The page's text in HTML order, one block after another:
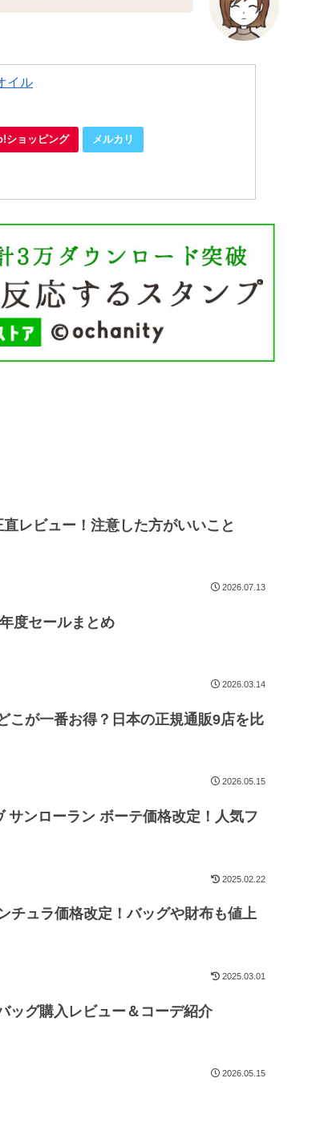
イル
ショッピング メルカリ
レビュー！注意した方がいいこと
2026.07.13
度セールまとめ
2026.03.14
こが一番お得？日本の正規通販9店を比
2026.05.15
サンローラン ボーテ価格改定！人気フ
2025.02.22
チュラ価格改定！バッグや財布も値上
2025.03.01
ッグ購入レビュー＆コーデ紹介
2026.05.15